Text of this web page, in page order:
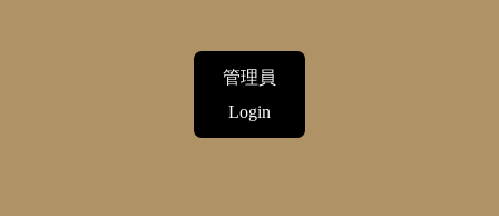
管理員
Login